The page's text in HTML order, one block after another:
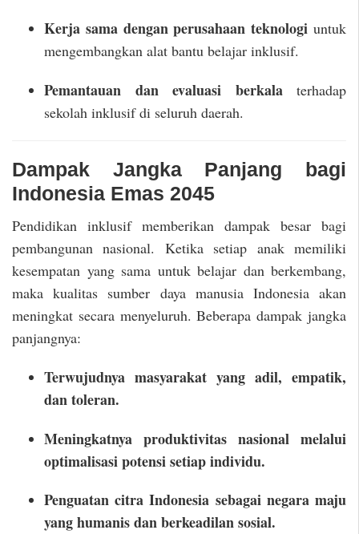
Kerja sama dengan perusahaan teknologi untuk
mengembangkan alat bantu belajar inklusif.
Pemantauan dan evaluasi berkalaterhadap
sekolah inklusif di seluruh daerah.
Dampak Jangka Panjang bagi
Indonesia Emas 2045
Pendidikan inklusif memberikan dampak besar bagi
pembangunan nasional. Ketika setiap anak memiliki
kesempatan yang sama untuk belajar dan berkembang,
maka kualitas sumber daya manusia Indonesia akan
meningkat secara menyeluruh. Beberapa dampak jangka
panjangnya:
Terwujudnya masyarakat yang adil, empatik,
dan toleran.
Meningkatnya produktivitas nasional melalui
optimalisasi potensi setiap individu.
Penguatan citra Indonesia sebagai negara maju
yang humanis dan berkeadilan sosial.